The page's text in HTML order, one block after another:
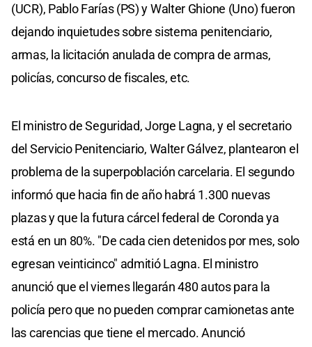
(UCR), Pablo Farías (PS) y Walter Ghione (Uno) fueron
dejando inquietudes sobre sistema penitenciario,
armas, la licitación anulada de compra de armas,
policías, concurso de fiscales, etc.
El ministro de Seguridad, Jorge Lagna, y el secretario
del Servicio Penitenciario, Walter Gálvez, plantearon el
problema de la superpoblación carcelaria. El segundo
informó que hacia fin de año habrá 1.300 nuevas
plazas y que la futura cárcel federal de Coronda ya
está en un 80%. "De cada cien detenidos por mes, solo
egresan veinticinco" admitió Lagna. El ministro
anunció que el viernes llegarán 480 autos para la
policía pero que no pueden comprar camionetas ante
las carencias que tiene el mercado. Anunció